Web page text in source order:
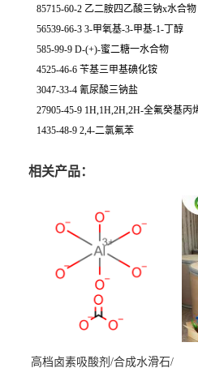
85715-60-2 乙二胺四乙酸三钠x水合物
56539-66-3 3-甲氧基-3-甲基-1-丁醇
585-99-9 D-(+)-蜜二糖一水合物
4525-46-6 苄基三甲基碘化铵
3047-33-4 氰尿酸三钠盐
27905-45-9 1H,1H,2H,2H-全氟癸基丙
1435-48-9 2,4-二氯氟苯
相关产品：
高档卤素吸酸剂/合成水滑石/